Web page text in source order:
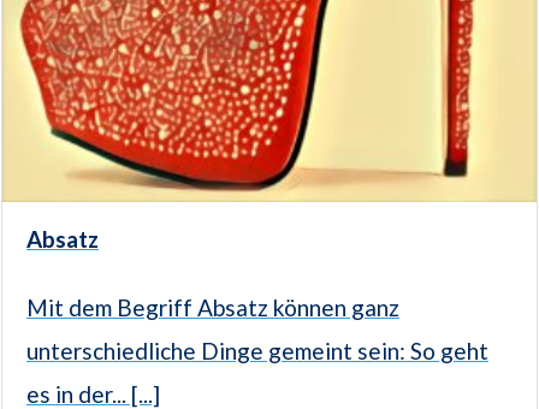
Absatz
Mit dem Begriff Absatz können ganz
unterschiedliche Dinge gemeint sein: So geht
es in der... [...]